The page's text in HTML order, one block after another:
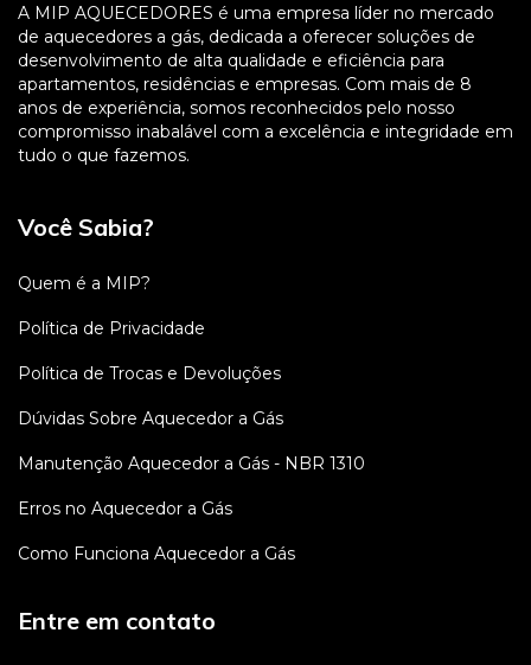
A MIP AQUECEDORES é uma empresa líder no mercado
de aquecedores a gás, dedicada a oferecer soluções de
desenvolvimento de alta qualidade e eficiência para
apartamentos, residências e empresas. Com mais de 8
anos de experiência, somos reconhecidos pelo nosso
compromisso inabalável com a excelência e integridade em
tudo o que fazemos.
Você Sabia?
Quem é a MIP?
Política de Privacidade
Política de Trocas e Devoluções
Dúvidas Sobre Aquecedor a Gás
Manutenção Aquecedor a Gás - NBR 1310
Erros no Aquecedor a Gás
Como Funciona Aquecedor a Gás
Entre em contato